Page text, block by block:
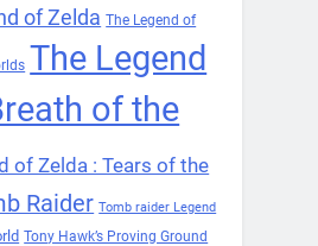
of Zelda The Legend of
The Legend
of the
of Zelda : Tears of the
Raider Tomb raider Legend
Tony Hawk’s Proving Ground